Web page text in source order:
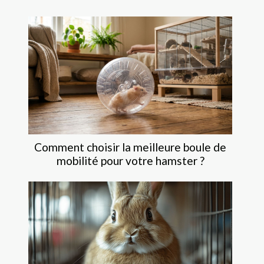
Comment choisir la meilleure boule de
mobilité pour votre hamster ?